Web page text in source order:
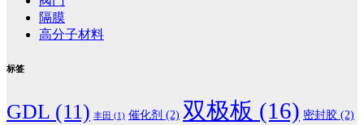
隔膜
高分子材料
标签
GDL (11) 丰田 (1) 催化剂 (2) 双极板 (16) 密封胶 (2)